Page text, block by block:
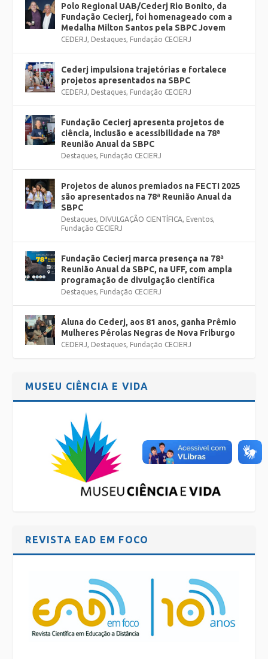
Polo Regional UAB/Cederj Rio Bonito, da
Fundação Cecierj, foi homenageado com a
Medalha Milton Santos pela SBPC Jovem
CEDERJ, Destaques, Fundação CECIERJ
Cederj impulsiona trajetórias e fortalece
projetos apresentados na SBPC
CEDERJ, Destaques, Fundação CECIERJ
Fundação Cecierj apresenta projetos de
ciência, inclusão e acessibilidade na 78ª
Reunião Anual da SBPC
Destaques, Fundação CECIERJ
Projetos de alunos premiados na FECTI 2025
são apresentados na 78ª Reunião Anual da
SBPC
Destaques, DIVULGAÇÃO CIENTÍFICA, Eventos,
Fundação CECIERJ
Fundação Cecierj marca presença na 78ª
Reunião Anual da SBPC, na UFF, com ampla
programação de divulgação científica
Destaques, Fundação CECIERJ
Aluna do Cederj, aos 81 anos, ganha Prêmio
Mulheres Pérolas Negras de Nova Friburgo
CEDERJ, Destaques, Fundação CECIERJ
MUSEU CIÊNCIA E VIDA
REVISTA EAD EM FOCO